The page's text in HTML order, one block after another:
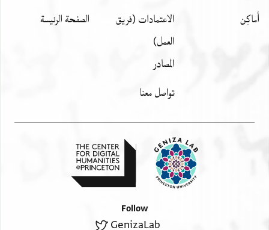
أَماكِن
الاعتمادات (فريق
العمل)
المصادر
تواصل معنا
الصفحة الرئيسة
Follow
GenizaLab